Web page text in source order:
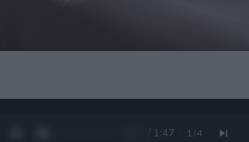
0:28 / 1:47 1 /4